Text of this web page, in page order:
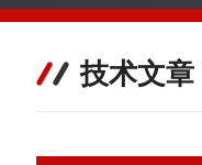
技术文章